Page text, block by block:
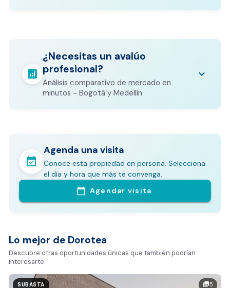
Los gastos notariales incluyen
otros costos legales que varían según el
valor del inmueble.
CALCULADORA DE GASTOS NOTARIALES
analytics
¿Necesitas un avalúo
profesional?
Análisis comparativo de mercado en
minutos - Bogotá y Medellín
keyboard_arrow_down
En pocos minutos avalúa con este Análisis
Comparativo de Mercado (inicialmente
Bogotá y Medellín)
Análisis basado en datos reales:
Tiempo promedio de venta en la zona
Rango de precios de arriendo en el sector
Valor exclusivo para clientes de Dorotea:
event_available
Agenda una visita
Conoce esta propiedad en persona. Selecciona
el día y hora que más te convenga.
calendar_today Agendar visita
Lo mejor de Dorotea
Descubre otras oportunidades únicas que también podrían
interesarte
photo_library5
SUBASTA